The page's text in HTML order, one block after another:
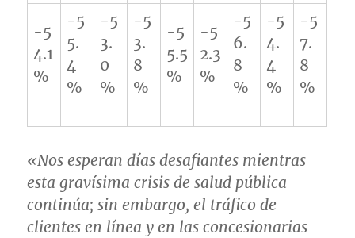
-5
4.1
%
-5
5.
4
%
-5
3.
0
%
-5
3.
8
%
-5
5.5
%
-5
2.3
%
-5
6.
8
%
-5
4.
4
%
-5
7.
8
%
«Nos esperan días desafiantes mientras
esta gravísima crisis de salud pública
continúa; sin embargo, el tráfico de
clientes en línea y en las concesionarias